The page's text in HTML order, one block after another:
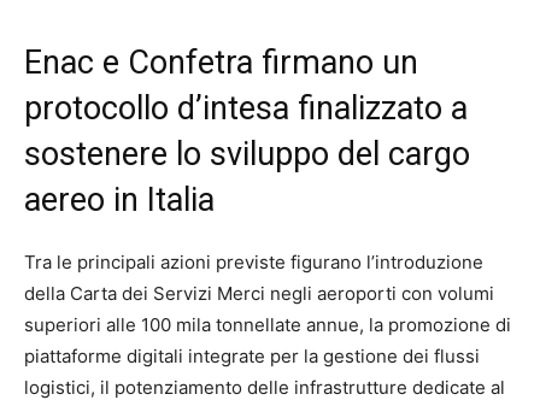
Enac e Confetra firmano un
protocollo d’intesa finalizzato a
sostenere lo sviluppo del cargo
aereo in Italia
Tra le principali azioni previste figurano l’introduzione
della Carta dei Servizi Merci negli aeroporti con volumi
superiori alle 100 mila tonnellate annue, la promozione di
piattaforme digitali integrate per la gestione dei flussi
logistici, il potenziamento delle infrastrutture dedicate al